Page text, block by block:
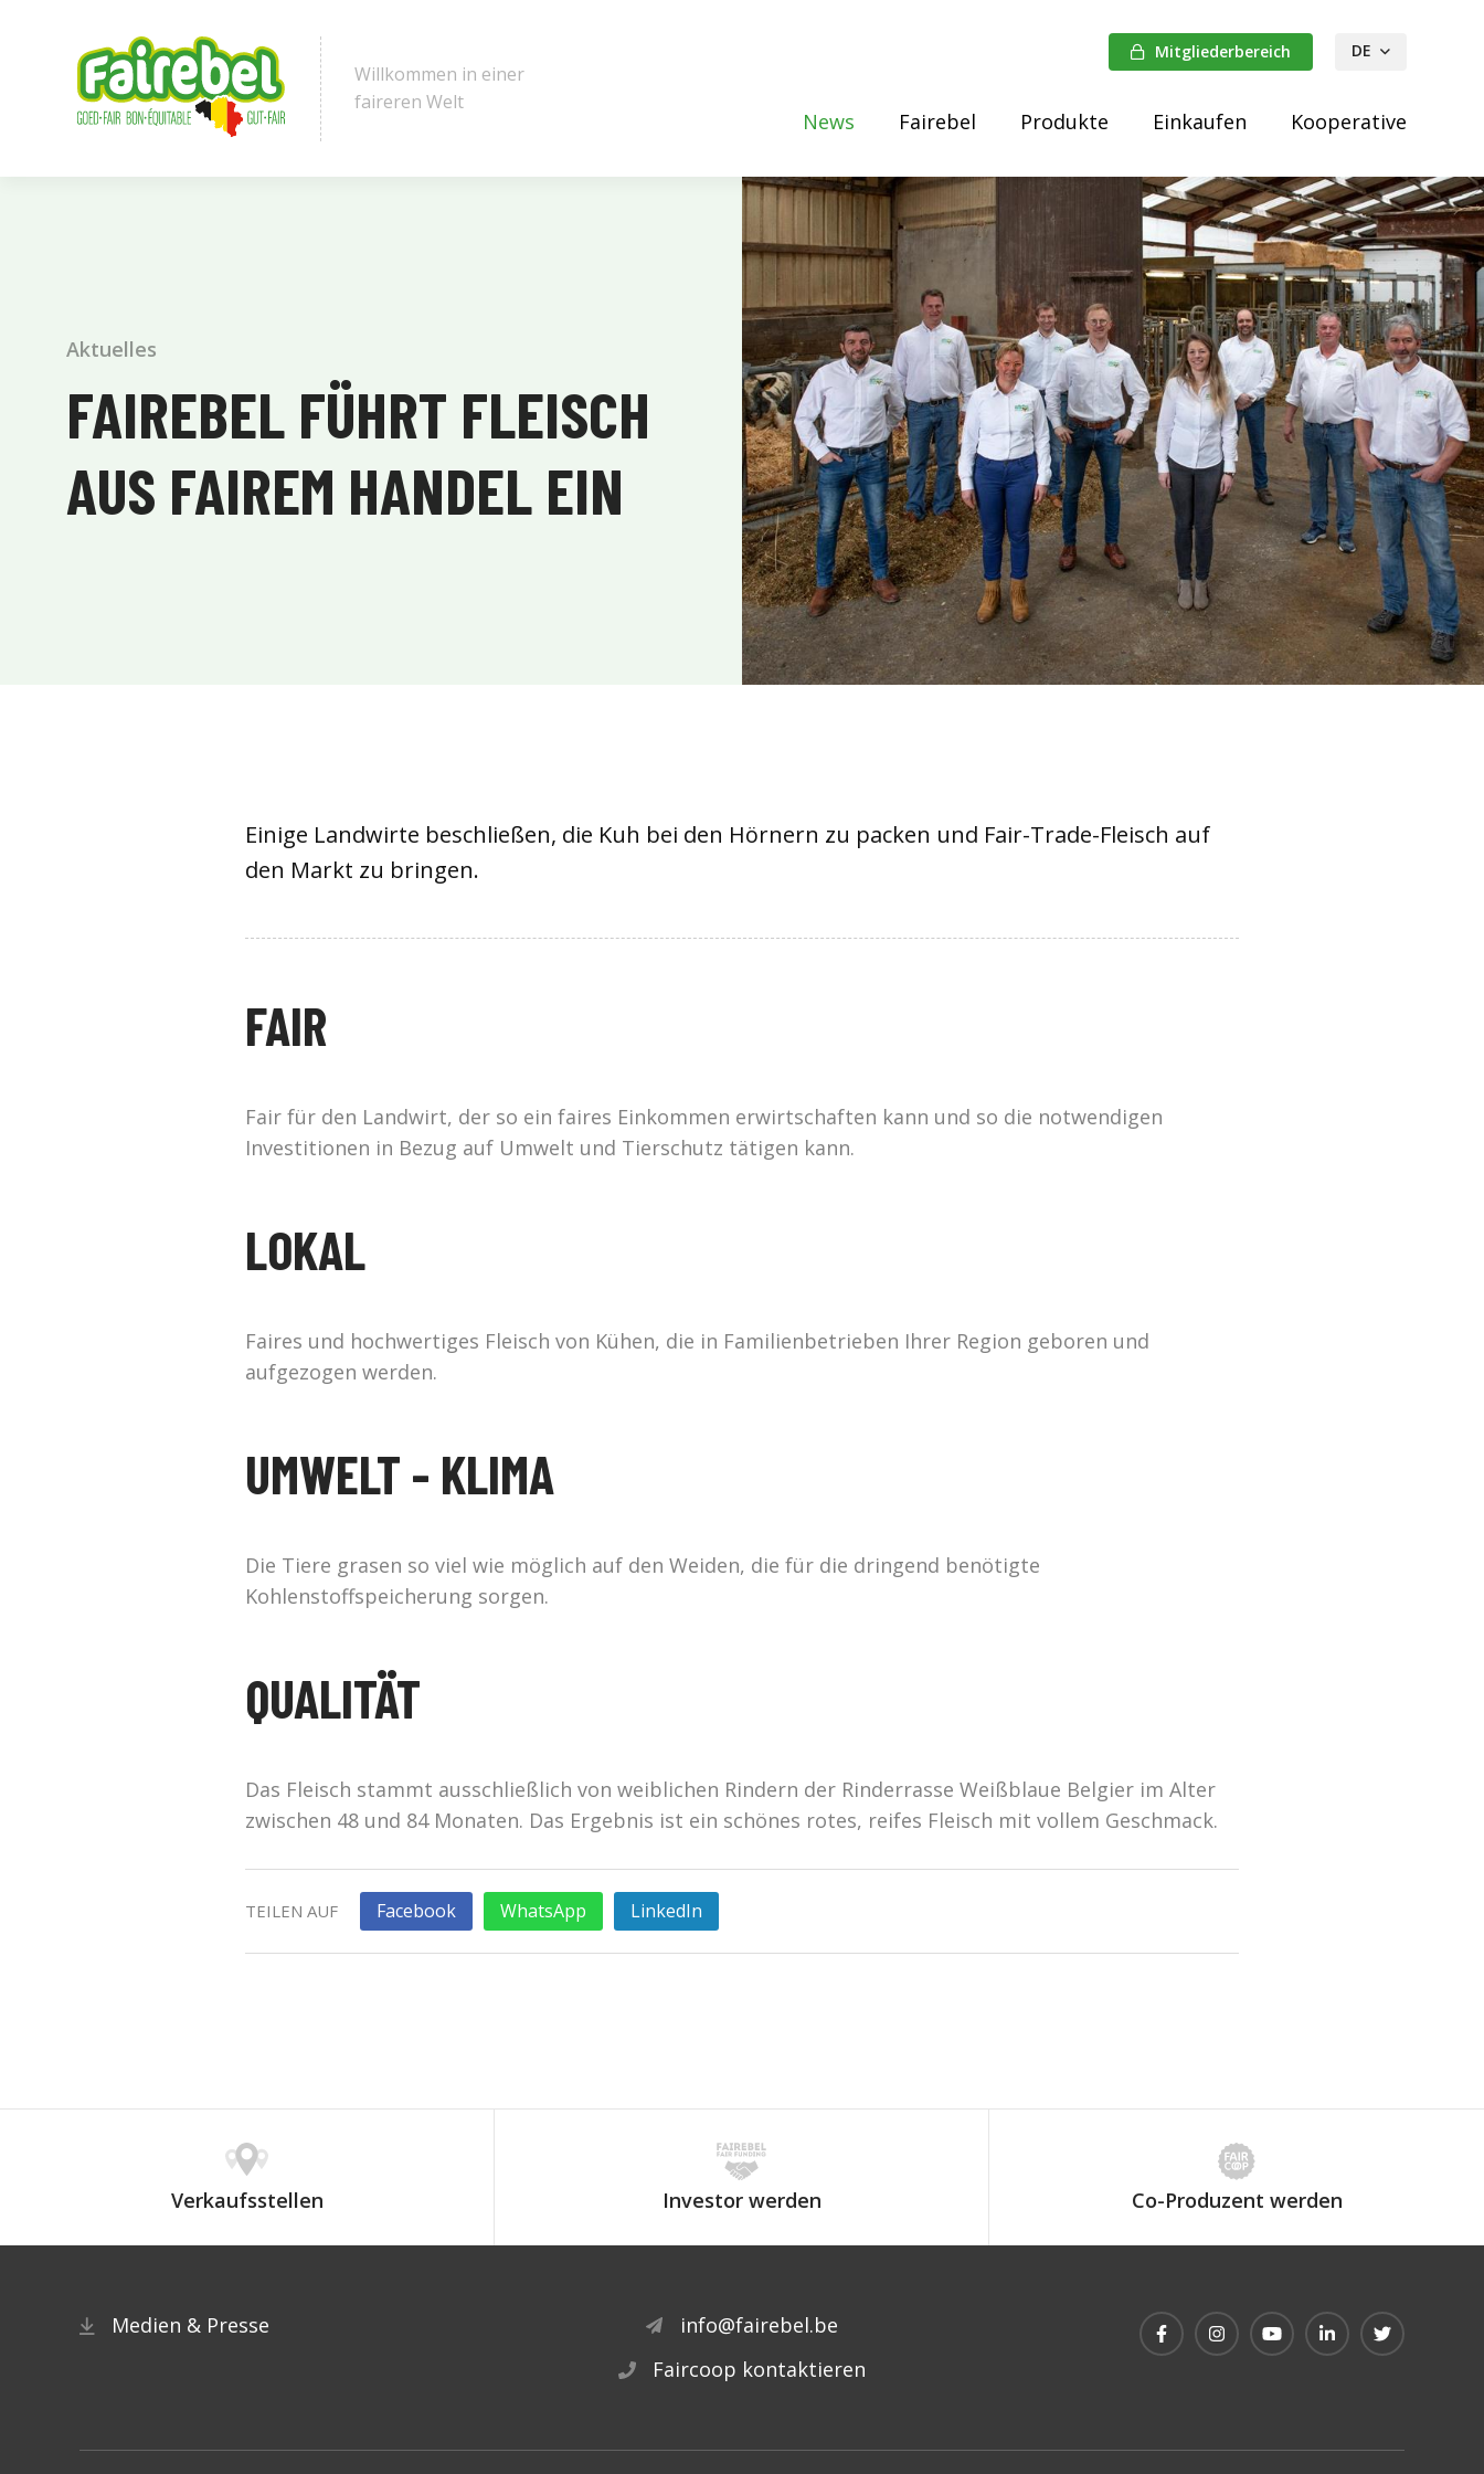
Willkommen in einer
faireren Welt
News Fairebel Produkte Einkaufen Kooperative
Mitgliederbereich
DE
NL
Aktuelles
FAIREBEL FÜHRT FLEISCH
AUS FAIREM HANDEL EIN
Einige Landwirte beschließen, die Kuh bei den Hörnern zu packen und Fair-Trade-Fleisch auf
den Markt zu bringen.
FAIR
Fair für den Landwirt, der so ein faires Einkommen erwirtschaften kann und so die notwendigen
Investitionen in Bezug auf Umwelt und Tierschutz tätigen kann.
LOKAL
Faires und hochwertiges Fleisch von Kühen, die in Familienbetrieben Ihrer Region geboren und
aufgezogen werden.
UMWELT - KLIMA
Die Tiere grasen so viel wie möglich auf den Weiden, die für die dringend benötigte
Kohlenstoffspeicherung sorgen.
QUALITÄT
Das Fleisch stammt ausschließlich von weiblichen Rindern der Rinderrasse Weißblaue Belgier im Alter
zwischen 48 und 84 Monaten. Das Ergebnis ist ein schönes rotes, reifes Fleisch mit vollem Geschmack.
TEILEN AUF Facebook WhatsApp LinkedIn
Verkaufsstellen Investor werden Co-Produzent werden
Medien & Presse
info@fairebel.be
Faircoop kontaktieren